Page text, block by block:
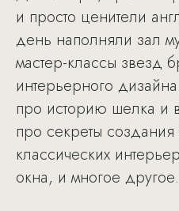
и просто ценители
день наполняли зал
мастер-классы звезд
интерьерного
про историю шелка и
про секреты
классических
окна, и многое другое.